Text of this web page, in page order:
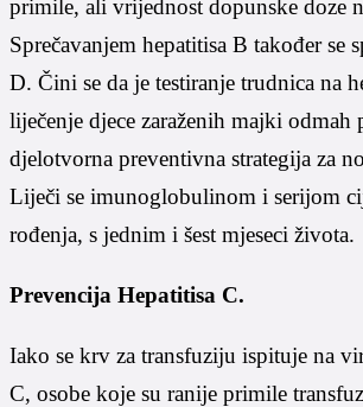
primile, ali vrijednost dopunske doze
Sprečavanjem hepatitisa B također se
D. Čini se da je testiranje trudnica na
liječenje djece zaraženih majki
djelotvorna preventivna strategija za
Liječi se imunoglobulinom i serijom
rođenja, s jednim i šest mjeseci života.
Prevencija Hepatitisa C.
Iako se krv za transfuziju ispituje na
C, osobe koje su ranije primile